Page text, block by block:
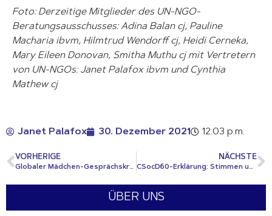
Foto: Derzeitige Mitglieder des UN-NGO-
Beratungsausschusses: Adina Balan cj, Pauline
Macharia ibvm, Hilmtrud Wendorff cj, Heidi Cerneka,
Mary Eileen Donovan, Smitha Muthu cj mit Vertretern
von UN-NGOs: Janet Palafox ibvm und Cynthia
Mathew cj
Janet Palafox 30. Dezember 2021 12:03 p.m.
VORHERIGE
Globaler Mädchen-Gesprächskreis zum Thema Klima
NÄCHSTE
CSocD60-Erklärung: Stimmen unseres IBVM/CJ-Netzwerks
ÜBER UNS